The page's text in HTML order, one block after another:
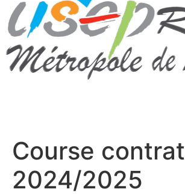
Course contrat
2024/2025